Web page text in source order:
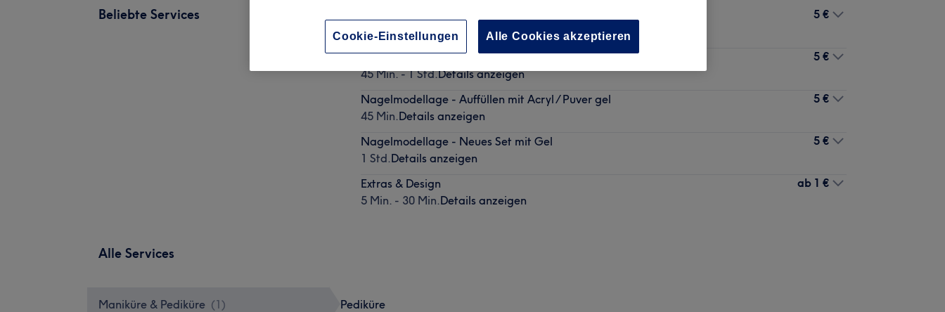
Beliebte Services
30 Min. - 50 Min.Details anzeigen
5 €
Nagelmodellage - Auffüllen mit flüssigem Gel
45 Min. - 1 Std.Details anzeigen
5 €
Nagelmodellage - Auffüllen mit Acryl / Puver gel
45 Min.Details anzeigen
5 €
Nagelmodellage - Neues Set mit Gel
1 Std.Details anzeigen
5 €
Extras & Design
5 Min. - 30 Min.Details anzeigen
ab 1 €
Alle Services
Maniküre & Pediküre (1 )
Pediküre
Cookie-Einstellungen Alle Cookies akzeptieren